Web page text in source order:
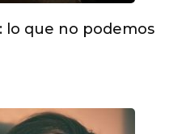
lo que no podemos